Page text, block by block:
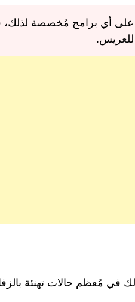
على أي برامج مُخصصة
للعريس.
لك في مُعظم حالات تهنئة